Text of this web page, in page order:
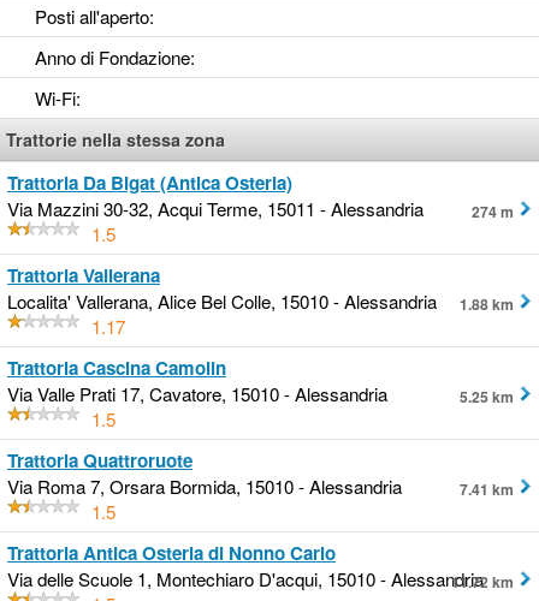
Posti all'aperto:
Anno di Fondazione:
Wi-Fi:
Trattorie nella stessa zona
Trattoria Da Bigat (Antica Osteria)
Via Mazzini 30-32, Acqui Terme, 15011 - Alessandria
1.5
274 m
Trattoria Vallerana
Localita' Vallerana, Alice Bel Colle, 15010 - Alessandria
1.17
1.88 km
Trattoria Cascina Camolin
Via Valle Prati 17, Cavatore, 15010 - Alessandria
1.5
5.25 km
Trattoria Quattroruote
Via Roma 7, Orsara Bormida, 15010 - Alessandria
1.5
7.41 km
Trattoria Antica Osteria di Nonno Carlo
Via delle Scuole 1, Montechiaro D'acqui, 15010 - Alessandria11.72 km